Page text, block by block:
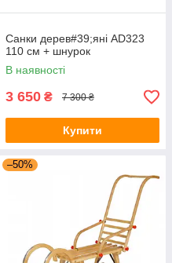
Санки дерев#39;яні AD323
110 см + шнурок
В наявності
3 650 ₴ 7 300 ₴
Купити
–50%